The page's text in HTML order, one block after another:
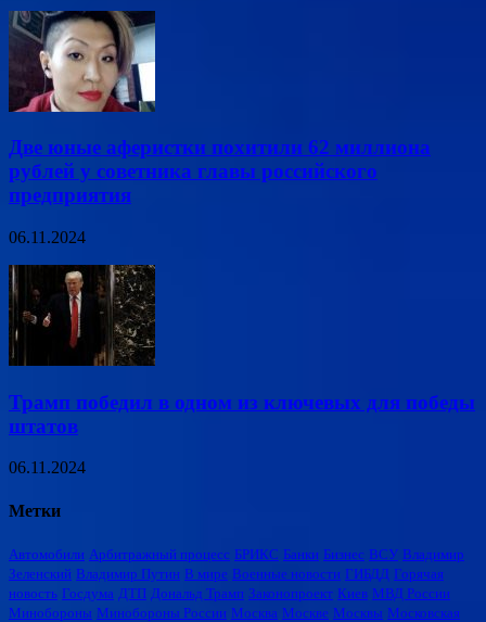
Две юные аферистки похитили 62 миллиона
рублей у советника главы российского
предприятия
06.11.2024
Трамп победил в одном из ключевых для победы
штатов
06.11.2024
Метки
Автомобили Арбитражный процесс БРИКС Банки Бизнес ВСУ Владимир
Зеленский Владимир Путин В мире Военные новости ГИБДД Горячая
новость Госдума ДТП Дональд Трамп Законопроект Киев МВД России
Минобороны Минобороны России Москва Москве Москвы Московская